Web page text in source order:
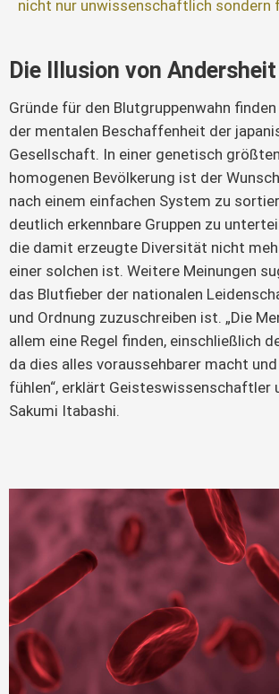
nicht nur unwissenschaftlich sondern
Die Illusion von Andersheit
Gründe für den Blutgruppenwahn
der mentalen Beschaffenheit der
Gesellschaft. In einer genetisch
homogenen Bevölkerung ist der
nach einem einfachen System zu
deutlich erkennbare Gruppen zu
die damit erzeugte Diversität nicht
einer solchen ist. Weitere Meinungen
das Blutfieber der nationalen
und Ordnung zuzuschreiben ist. „Die
allem eine Regel finden, einschließlich
da dies alles voraussehbarer macht
fühlen“, erklärt Geisteswissenschaftler
Sakumi Itabashi.